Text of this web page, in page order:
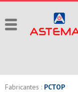
Fabricantes : PCTOP